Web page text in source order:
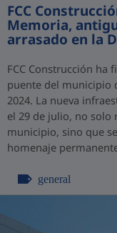
FCC
Memoria,
arrasado en la
FCC Construcción ha
puente del municipio
2024. La nueva
el 29 de julio, no solo
municipio, sino que
homenaje
general